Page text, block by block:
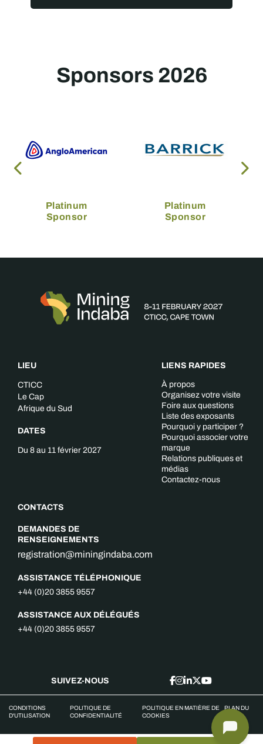
Sponsors 2026
Platinum
Sponsor
Platinum
Sponsor
LIEU
CTICC
Le Cap
Afrique du Sud
DATES
Du 8 au 11 février 2027
CONTACTS
DEMANDES DE
RENSEIGNEMENTS
registration@miningindaba.com
ASSISTANCE TÉLÉPHONIQUE
+44 (0)20 3855 9557
ASSISTANCE AUX DÉLÉGUÉS
+44 (0)20 3855 9557
LIENS RAPIDES
À propos
Organisez votre visite
Foire aux questions
Liste des exposants
Pourquoi y participer ?
Pourquoi associer votre
marque
Relations publiques et
médias
Contactez-nous
SUIVEZ-NOUS
CONDITIONS
D'UTILISATION
POLITIQUE DE
CONFIDENTIALITÉ
POLITIQUE EN MATIÈRE DE
COOKIES
PLAN DU